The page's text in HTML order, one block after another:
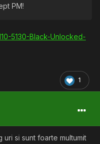
PM!
5130-Black-Unlocked-
1
uri si sunt foarte multumit